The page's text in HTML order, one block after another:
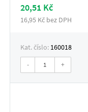
20,51 Kč
16,95 Kč bez DPH
Kat. číslo: 160018
- +